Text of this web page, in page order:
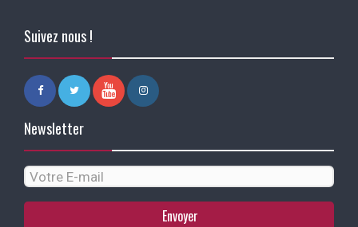
Suivez nous !
Newsletter
Envoyer